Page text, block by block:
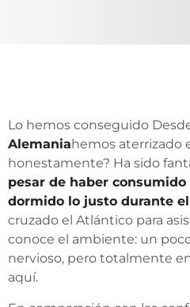
Lo hemos conseguido
Alemaniahemos aterrizado
honestamente? Ha sido
pesar de haber
dormido lo justo durante
cruzado el Atlántico para
conoce el ambiente: un
nervioso, pero totalmente
aquí.